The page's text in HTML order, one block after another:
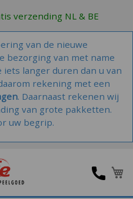
verzending NL & BE
van de nieuwe
bezorging van met name
langer duren dan u van
rekening met een
. Daarnaast rekenen wij
van grote pakketten.
uw begrip.